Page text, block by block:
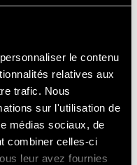
le contenu
relatives aux
trafic. Nous
sur l'utilisation de
médias sociaux, de
combiner celles-ci
leur avez fournies